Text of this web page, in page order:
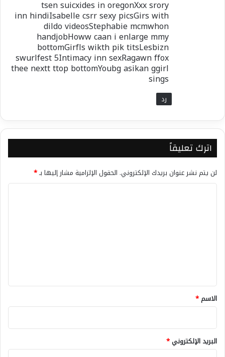
tsen suicxides in oregonXxx srory
inn hindiIsabelle csrr sexy picsGirs with
dildo videosStephabie mcmwhon
handjobHoww caan i enlarge mmy
bottomGirfls wikth pik titsLesbizn
swurlfest 5Intimacy inn sexRagawn ffox
thee nextt ttop bottomYoubg asikan ggirl
sings
رد
اترك تعليقاً
لن يتم نشر عنوان بريدك الإلكتروني. الحقول الإلزامية مشار إليها بـ*
*
الاسم*
البريد الإلكتروني*